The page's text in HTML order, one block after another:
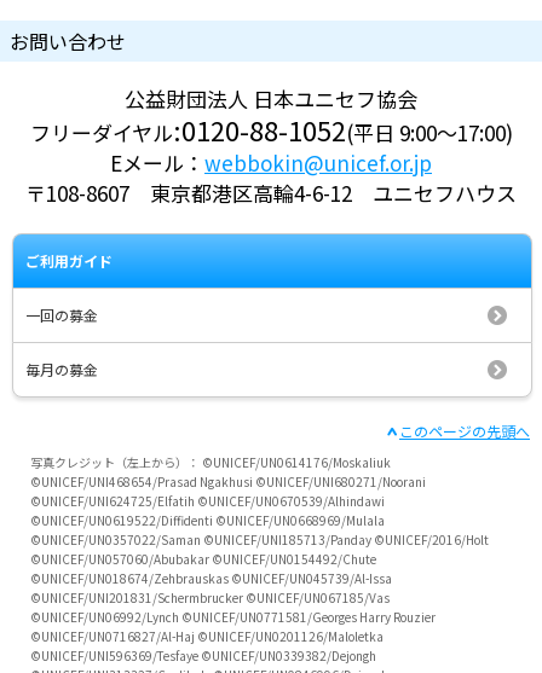
お問い合わせ
公益財団法人 日本ユニセフ協会
フリーダイヤル:0120-88-1052(平日 9:00～17:00)
Eメール： webbokin@unicef.or.jp
〒108-8607 東京都港区高輪4-6-12 ユニセフハウス
ご利用ガイド
一回の募金
毎月の募金
このページの先頭へ
写真クレジット（左上から）： ©UNICEF/UN0614176/Moskaliuk
©UNICEF/UNI468654/Prasad Ngakhusi ©UNICEF/UNI680271/Noorani
©UNICEF/UNI624725/Elfatih ©UNICEF/UN0670539/Alhindawi
©UNICEF/UN0619522/Diffidenti ©UNICEF/UN0668969/Mulala
©UNICEF/UN0357022/Saman ©UNICEF/UNI185713/Panday ©UNICEF/2016/Holt
©UNICEF/UN057060/Abubakar ©UNICEF/UN0154492/Chute
©UNICEF/UN018674/Zehbrauskas ©UNICEF/UN045739/Al-Issa
©UNICEF/UNI201831/Schermbrucker ©UNICEF/UN067185/Vas
©UNICEF/UN06992/Lynch ©UNICEF/UN0771581/Georges Harry Rouzier
©UNICEF/UN0716827/Al-Haj ©UNICEF/UN0201126/Maloletka
©UNICEF/UNI596369/Tesfaye ©UNICEF/UN0339382/Dejongh